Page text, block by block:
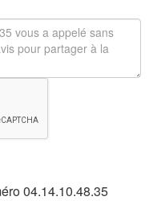
04.14.10.48.35